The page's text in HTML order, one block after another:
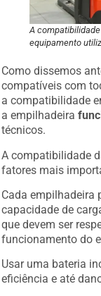
A
equipamento
Como dissemos
compatíveis com
a compatibilidade
a empilhadeira
técnicos.
A compatibilidade
fatores mais
Cada empilhadeira
capacidade de
que devem ser
funcionamento do
Usar uma bateria
eficiência e até